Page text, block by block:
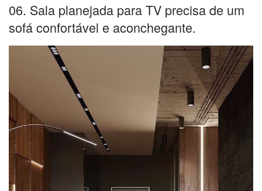
06. Sala planejada para TV precisa de um
sofá confortável e aconchegante.